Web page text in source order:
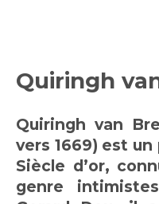
Quiringh
Quiringh van
vers 1669) est
Siècle d’or,
genre